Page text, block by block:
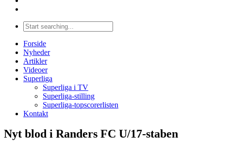
Forside
Nyheder
Artikler
Videoer
Superliga
Superliga i TV
Superliga-stilling
Superliga-topscorerlisten
Kontakt
Nyt blod i Randers FC U/17-staben